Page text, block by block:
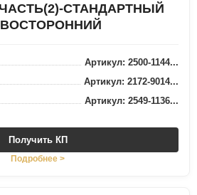
СТАНДАРТНЫЙ
Артикул: 2500-1144...
Артикул: 2172-9014...
Артикул: 2549-1136...
Получить КП
Подробнее >